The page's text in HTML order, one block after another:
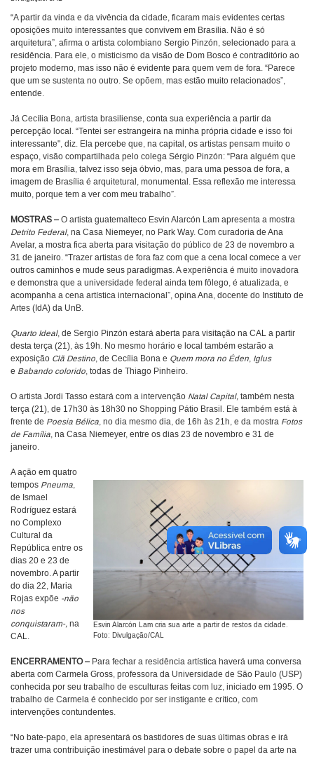
“A partir da vinda e da vivência da cidade, ficaram mais evidentes certas
oposições muito interessantes que convivem em Brasília. Não é só
arquitetura”, afirma o artista colombiano Sergio Pinzón, selecionado para a
residência. Para ele, o misticismo da visão de Dom Bosco é contraditório ao
projeto moderno, mas isso não é evidente para quem vem de fora. “Parece
que um se sustenta no outro. Se opõem, mas estão muito relacionados”,
entende.
Já Cecília Bona, artista brasiliense, conta sua experiência a partir da
percepção local. “Tentei ser estrangeira na minha própria cidade e isso foi
interessante", diz. Ela percebe que, na capital, os artistas pensam muito o
espaço, visão compartilhada pelo colega Sérgio Pinzón: “Para alguém que
mora em Brasília, talvez isso seja óbvio, mas, para uma pessoa de fora, a
imagem de Brasília é arquitetural, monumental. Essa reflexão me interessa
muito, porque tem a ver com meu trabalho”.
MOSTRAS –O artista guatemalteco Esvin Alarcón Lam apresenta a mostra
Detrito Federal, na Casa Niemeyer, no Park Way. Com curadoria de Ana
Avelar, a mostra fica aberta para visitação do público de 23 de novembro a
31 de janeiro. “Trazer artistas de fora faz com que a cena local comece a ver
outros caminhos e mude seus paradigmas. A experiência é muito inovadora
e demonstra que a universidade federal ainda tem fôlego, é atualizada, e
acompanha a cena artística internacional”, opina Ana, docente do Instituto de
Artes (IdA) da UnB.
Quarto Ideal, de Sergio Pinzón estará aberta para visitação na CAL a partir
desta terça (21), às 19h. No mesmo horário e local também estarão a
exposição Clã Destino, de Cecília Bona e Quem mora no Éden, Iglus
e Babando colorido, todas de Thiago Pinheiro.
O artista Jordi Tasso estará com a intervenção Natal Capital, também nesta
terça (21), de 17h30 às 18h30 no Shopping Pátio Brasil. Ele também está à
frente de Poesia Bélica, no dia mesmo dia, de 16h às 21h, e da mostra Fotos
de Família, na Casa Niemeyer, entre os dias 23 de novembro e 31 de
janeiro.
Esvin Alarcón Lam cria sua arte a partir de restos da cidade.
Foto: Divulgação/CAL
A ação em quatro
tempos Pneuma,
de Ismael
Rodríguez estará
no Complexo
Cultural da
República entre os
dias 20 e 23 de
novembro. A partir
do dia 22, Maria
Rojas expõe -não
nos
conquistaram-, na
CAL.
ENCERRAMENTO –Para fechar a residência artística haverá uma conversa
aberta com Carmela Gross, professora da Universidade de São Paulo (USP)
conhecida por seu trabalho de esculturas feitas com luz, iniciado em 1995. O
trabalho de Carmela é conhecido por ser instigante e crítico, com
intervenções contundentes.
“No bate-papo, ela apresentará os bastidores de suas últimas obras e irá
trazer uma contribuição inestimável para o debate sobre o papel da arte na